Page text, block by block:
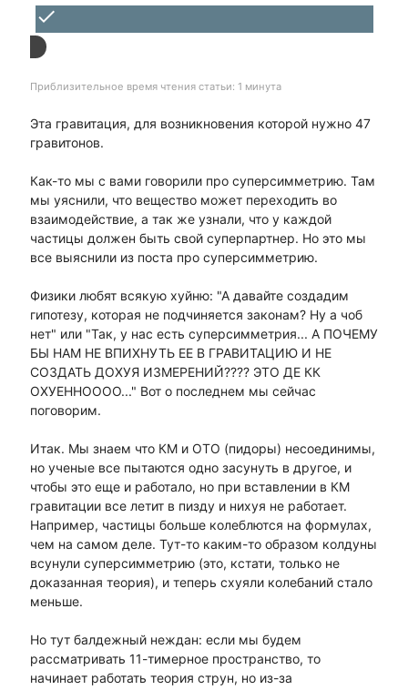
done
Приблизительное время чтения статьи: 1 минута
Эта гравитация, для возникновения которой нужно 47
гравитонов.
Как-то мы с вами говорили про суперсимметрию. Там
мы уяснили, что вещество может переходить во
взаимодействие, а так же узнали, что у каждой
частицы должен быть свой суперпартнер. Но это мы
все выяснили из поста про суперсимметрию.
Физики любят всякую хуйню: "А давайте создадим
гипотезу, которая не подчиняется законам? Ну а чоб
нет" или "Так, у нас есть суперсимметрия... А ПОЧЕМУ
БЫ НАМ НЕ ВПИХНУТЬ ЕЕ В ГРАВИТАЦИЮ И НЕ
СОЗДАТЬ ДОХУЯ ИЗМЕРЕНИЙ???? ЭТО ДЕ КК
ОХУЕННОООО..." Вот о последнем мы сейчас
поговорим.
Итак. Мы знаем что КМ и ОТО (пидоры) несоединимы,
но ученые все пытаются одно засунуть в другое, и
чтобы это еще и работало, но при вставлении в КМ
гравитации все летит в пизду и нихуя не работает.
Например, частицы больше колеблются на формулах,
чем на самом деле. Тут-то каким-то образом колдуны
всунули суперсимметрию (это, кстати, только не
доказанная теория), и теперь схуяли колебаний стало
меньше.
Но тут балдежный неждан: если мы будем
рассматривать 11-тимерное пространство, то
начинает работать теория струн, но из-за